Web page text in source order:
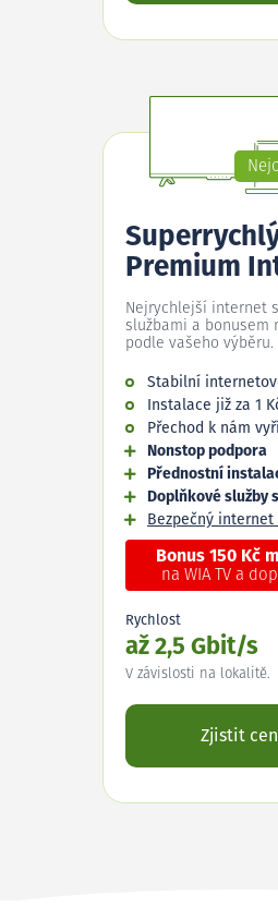
Premium
Nejrychlejší internet
službami a bonusem
podle vašeho výběru.
Stabilní
Instalace již za 1
Přechod k nám
Nonstop podpora
Přednostní
Doplňkové služby
Bezpečný internet
Bonus 150 Kč
na WIA TV a
Rychlost
až 2,5 Gbit/s
V závislosti na lokalitě.
Zjistit